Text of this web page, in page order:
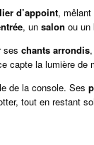
d’appoint,
, un salon ou un
ses chants arrondis
capte la lumière de
de la console. Ses
tout en restant